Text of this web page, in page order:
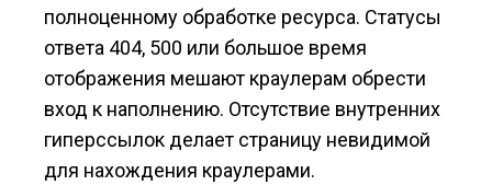
полноценному обработке ресурса. Статусы
ответа 404, 500 или большое время
отображения мешают краулерам обрести
вход к наполнению. Отсутствие внутренних
гиперссылок делает страницу невидимой
для нахождения краулерами.